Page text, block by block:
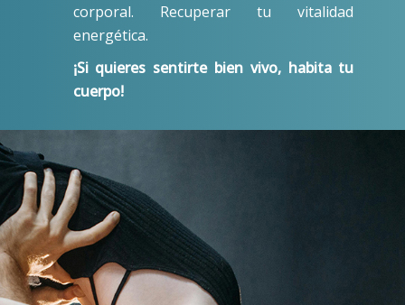
corporal. Recuperar tu vitalidad
energética.
¡Si quieres sentirte bien vivo, habita tu
cuerpo!